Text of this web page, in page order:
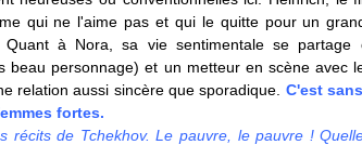
qui ne l'aime pas et qui le quitte pour un
Quant à Nora, sa vie sentimentale se partage
beau personnage) et un metteur en scène avec
relation aussi sincère que sporadique. C'est
fortes.
récits de Tchekhov. Le pauvre, le pauvre !